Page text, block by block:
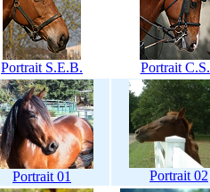
Portrait S.E.B. Portrait
Portrait 01 Portrait 02